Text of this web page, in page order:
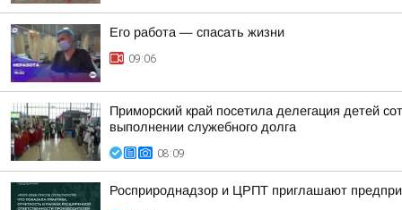
Его работа — спасать жизни
09:06
Приморский край посетила делегация детей
выполнении служебного долга
08:09
Росприроднадзор и ЦРПТ приглашают